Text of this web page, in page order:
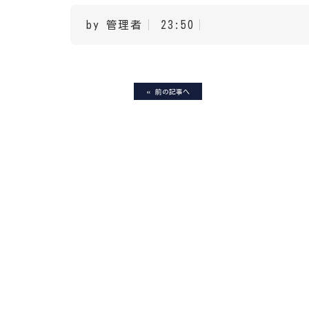
by 管理者 23:50
« 前の記事へ